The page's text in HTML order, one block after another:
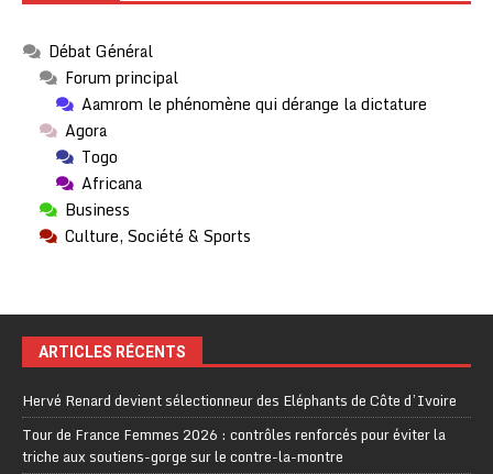
Débat Général
Forum principal
Aamrom le phénomène qui dérange la dictature
Agora
Togo
Africana
Business
Culture, Société & Sports
ARTICLES RÉCENTS
Hervé Renard devient sélectionneur des Eléphants de Côte d’Ivoire
Tour de France Femmes 2026 : contrôles renforcés pour éviter la
triche aux soutiens-gorge sur le contre-la-montre